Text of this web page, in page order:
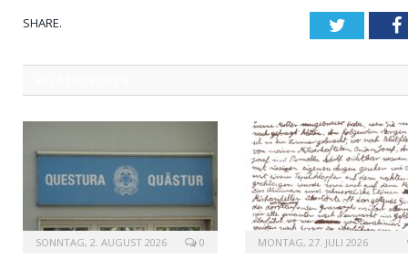
SHARE. Twitter
SONNTAG, 2. AUGUST 2026 0 MONTAG, 27. JULI 2026